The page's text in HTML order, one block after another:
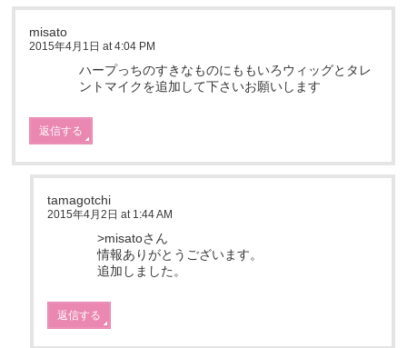
misato
2015年4月1日 at 4:04 PM
ハープっちのすきなものにももいろウィッグとタレ
ントマイクを追加して下さいお願いします
返信する
tamagotchi
2015年4月2日 at 1:44 AM
>misatoさん
情報ありがとうございます。
追加しました。
返信する